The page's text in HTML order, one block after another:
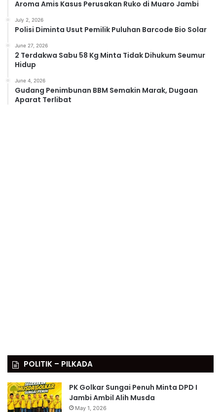
Aroma Amis Kasus Perusakan Ruko di Muaro Jambi
July 2, 2026
Polisi Diminta Usut Pemilik Puluhan Barcode Bio Solar
June 27, 2026
2 Terdakwa Sabu 58 Kg Minta Tidak Dihukum Seumur
Hidup
June 4, 2026
Gudang Penimbunan BBM Semakin Marak, Dugaan
Aparat Terlibat
POLITIK – PILKADA
PK Golkar Sungai Penuh Minta DPD I
Jambi Ambil Alih Musda
May 1, 2026